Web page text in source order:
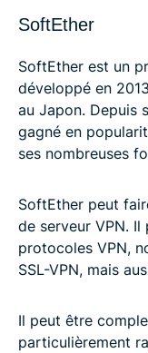
SoftEther
SoftEther est un
développé en
au Japon. Depuis
gagné en
ses nombreuses
SoftEther peut
de serveur VPN.
protocoles VPN,
SSL-VPN, mais
Il peut être
particulièrement